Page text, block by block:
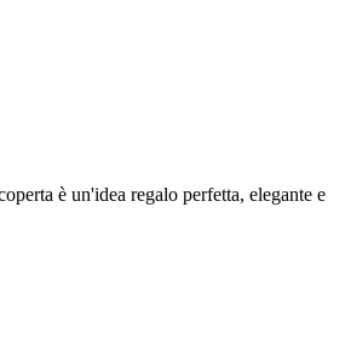
è un'idea regalo perfetta, elegante e